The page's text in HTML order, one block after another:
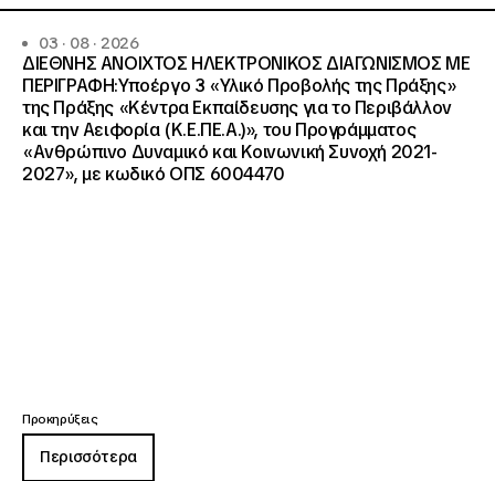
03 · 08 · 2026
ΔΙΕΘΝΗΣ ΑΝΟΙΧΤΟΣ ΗΛΕΚΤΡΟΝΙΚΟΣ ΔΙΑΓΩΝΙΣΜΟΣ ΜΕ
ΠΕΡΙΓΡΑΦΗ:Υποέργο 3 «Υλικό Προβολής της Πράξης»
της Πράξης «Κέντρα Εκπαίδευσης για το Περιβάλλον
και την Αειφορία (Κ.Ε.ΠΕ.Α.)», του Προγράμματος
«Ανθρώπινο Δυναμικό και Κοινωνική Συνοχή 2021-
2027», με κωδικό ΟΠΣ 6004470
Προκηρύξεις
Περισσότερα